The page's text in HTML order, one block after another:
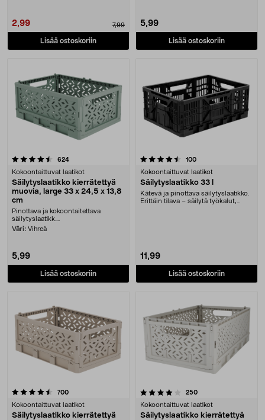
2,99 7,99
Lisää ostoskoriin
5,99
Lisää ostoskoriin
624arvostelut
Kokoontaittuvat laatikot
Säilytyslaatikko kierrätettyä
muovia, large 33 x 24,5 x 13,8
cm
Pinottava ja kokoontaitettava
säilytyslaatikk....
Väri: Vihreä
5,99
Lisää ostoskoriin
4.5 viidestä tähdestä 100arvostelut
Kokoontaittuvat laatikot
Säilytyslaatikko 33 l
Kätevä ja pinottava säilytyslaatikko.
Erittäin tilava – säilytä työkalut,
11,99
Lisää ostoskoriin
700arvostelut
Kokoontaittuvat laatikot
Säilytyslaatikko kierrätettyä
4.0 viidestä tähdestä 250arvostelut
Kokoontaittuvat laatikot
Säilytyslaatikko kierrätettyä